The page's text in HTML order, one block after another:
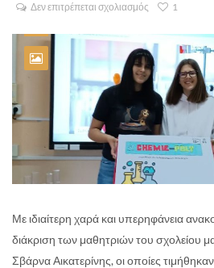
Δεν επιτρέπεται σχολιασμός 1
Με ιδιαίτερη χαρά και υπερηφάνεια
διάκριση των μαθητριών του σχολείου
Σβάρνα Αικατερίνης, οι οποίες